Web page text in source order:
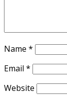
Name *
Email *
Website